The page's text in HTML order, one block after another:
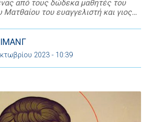
ΕΠΙΚΟΙΝΩΝΙΑ
από τους δώδεκα μαθητές του
του ευαγγελιστή και γιος
έπειτα πήγε και σε άλλες
το Ευαγγέλιο. Εκεί, κατέστρεφε τους
2023 - 10:39